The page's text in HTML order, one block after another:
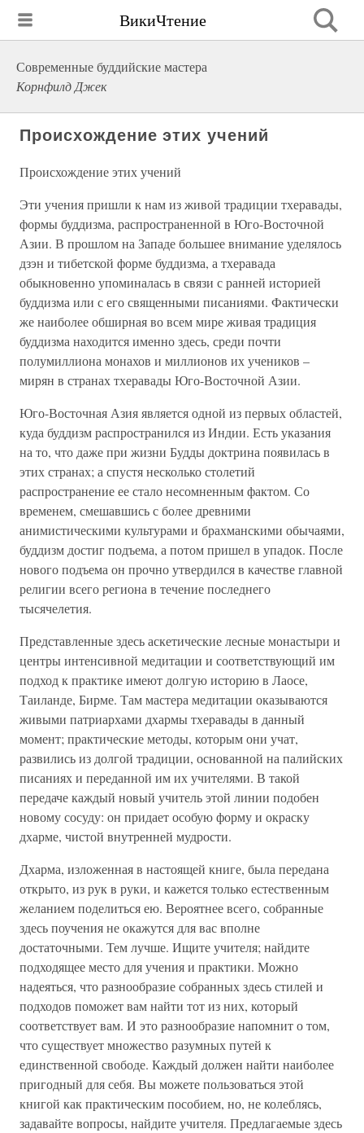
ВикиЧтение
Современные буддийские мастера
Корнфилд Джек
Происхождение этих учений
Происхождение этих учений
Эти учения пришли к нам из живой традиции тхеравады,
формы буддизма, распространенной в Юго-Восточной
Азии. В прошлом на Западе большее внимание уделялось
дзэн и тибетской форме буддизма, а тхеравада
обыкновенно упоминалась в связи с ранней историей
буддизма или с его священными писаниями. Фактически
же наиболее обширная во всем мире живая традиция
буддизма находится именно здесь, среди почти
полумиллиона монахов и миллионов их учеников –
мирян в странах тхеравады Юго-Восточной Азии.
Юго-Восточная Азия является одной из первых областей,
куда буддизм распространился из Индии. Есть указания
на то, что даже при жизни Будды доктрина появилась в
этих странах; а спустя несколько столетий
распространение ее стало несомненным фактом. Со
временем, смешавшись с более древними
анимистическими культурами и брахманскими обычаями,
буддизм достиг подъема, а потом пришел в упадок. После
нового подъема он прочно утвердился в качестве главной
религии всего региона в течение последнего
тысячелетия.
Представленные здесь аскетические лесные монастыри и
центры интенсивной медитации и соответствующий им
подход к практике имеют долгую историю в Лаосе,
Таиланде, Бирме. Там мастера медитации оказываются
живыми патриархами дхармы тхеравады в данный
момент; практические методы, которым они учат,
развились из долгой традиции, основанной на палийских
писаниях и переданной им их учителями. В такой
передаче каждый новый учитель этой линии подобен
новому сосуду: он придает особую форму и окраску
дхарме, чистой внутренней мудрости.
Дхарма, изложенная в настоящей книге, была передана
открыто, из рук в руки, и кажется только естественным
желанием поделиться ею. Вероятнее всего, собранные
здесь поучения не окажутся для вас вполне
достаточными. Тем лучше. Ищите учителя; найдите
подходящее место для учения и практики. Можно
надеяться, что разнообразие собранных здесь стилей и
подходов поможет вам найти тот из них, который
соответствует вам. И это разнообразие напомнит о том,
что существует множество разумных путей к
единственной свободе. Каждый должен найти наиболее
пригодный для себя. Вы можете пользоваться этой
книгой как практическим пособием, но, не колеблясь,
задавайте вопросы, найдите учителя. Предлагаемые здесь